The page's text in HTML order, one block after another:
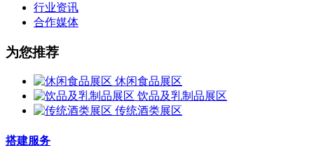
行业资讯
合作媒体
为您推荐
休闲食品展区
饮品及乳制品展区
传统酒类展区
搭建服务